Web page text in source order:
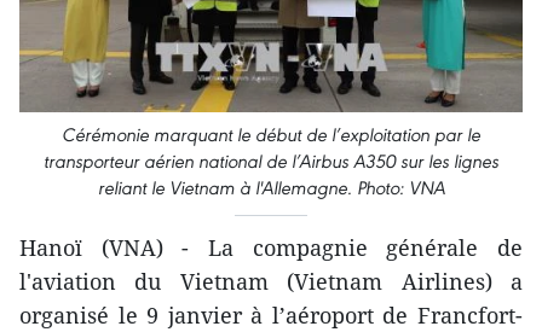
Cérémonie marquant le début de l’exploitation par le
transporteur aérien national de l’Airbus A350 sur les lignes
reliant le Vietnam à l'Allemagne. Photo: VNA
Hanoï (VNA) - La compagnie générale de
l'aviation du Vietnam (Vietnam Airlines) a
organisé le 9 janvier à l’aéroport de Francfort-